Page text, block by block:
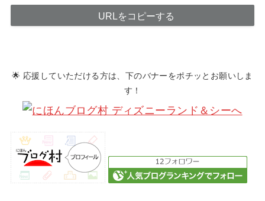
URLをコピーする
🌟 応援していただける方は、下のバナーをポチッとお願いしま
す！